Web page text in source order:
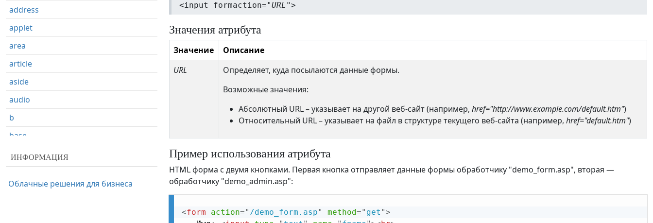
<input formaction="URL ">
Значения атрибута
Значение
Описание
URL
Определяет, куда посылаются данные формы.
Возможные значения:
Абсолютный URL – указывает на другой веб-сайт (например, href="http://www.example.com/default.htm")
Относительный URL – указывает на файл в структуре текущего веб-сайта (например, href="default.htm")
Пример использования атрибута
HTML форма с двумя кнопками. Первая кнопка отправляет данные формы обработчику "demo_form.asp", вторая —
обработчику "demo_admin.asp":
<form action=" /demo_form.asp" method=" get ">
address
applet
area
article
aside
audio
b
base
basefont
bdo
ИНФОРМАЦИЯ
Облачные решения для бизнеса